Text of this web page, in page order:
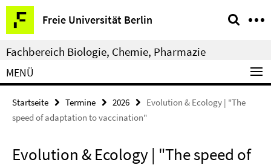
Springe
direkt
zu
Inhalt
Freie Universität Berlin
Service-
Navigation
Fachbereich Biologie, Chemie, Pharmazie
MENÜ
Startseite Termine 2026
Evolution & Ecology | "The
speed of adaptation to vaccination"
Evolution & Ecology | "The speed of